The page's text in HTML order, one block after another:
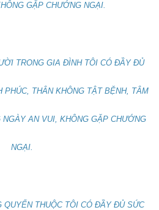
GẶP CHƯỚNG NGẠI.
TRONG GIA ĐÌNH TÔI CÓ ĐẦY ĐỦ
PHÚC, THÂN KHÔNG TẬT BỆNH, TÂM
AN VUI, KHÔNG GẶP CHƯỚNG
NGẠI.
QUYẾN THUỘC TÔI CÓ ĐẦY ĐỦ SỨC